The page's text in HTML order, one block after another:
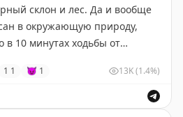
склон и лес. Да и вообще
в окружающую природу,
в 10 минутах ходьбы от
гостиницы, и европейские
1 1 😈 1 13K(1.4%)